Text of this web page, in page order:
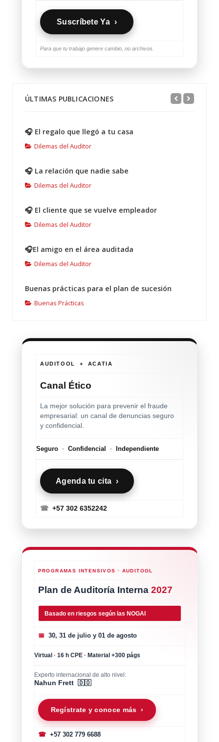
Suscríbete Ya ›
Para que tu trabajo genere cambio, no archivos.
ÚLTIMAS PUBLICACIONES
🎧 El regalo que llegó a tu casa
Dilemas del Auditor
🎧 La relación que nadie sabe
Dilemas del Auditor
🎧 El cliente que se vuelve empleador
Dilemas del Auditor
🎧El amigo en el área auditada
Dilemas del Auditor
Buenas prácticas para el plan de sucesión
Buenas Prácticas
AUDITOOL + ACATIA
Canal Ético
La mejor solución para prevenir el fraude
empresarial: un canal de denuncias seguro
y confidencial.
Seguro · Confidencial · Independiente
Agenda tu cita ›
☎ +57 302 6352242
PROGRAMAS INTENSIVOS · AUDITOOL
Plan de Auditoría Interna 2027
Basado en riesgos según las NOGAI
📅 30, 31 de julio y 01 de agosto
Virtual · 16 h CPE · Material +300 págs
Experto internacional de alto nivel:
Nahun Frett 🇩🇴
Regístrate y conoce más ›
☎+57 302 779 6688